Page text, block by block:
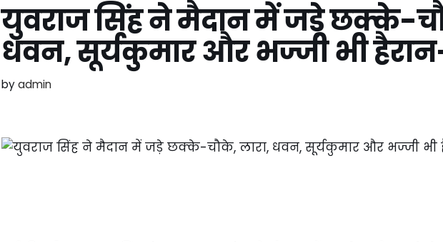
युवराज सिंह ने मैदान में जड़े छक्के-
धवन, सूर्यकुमार और भज्जी भी
byadmin